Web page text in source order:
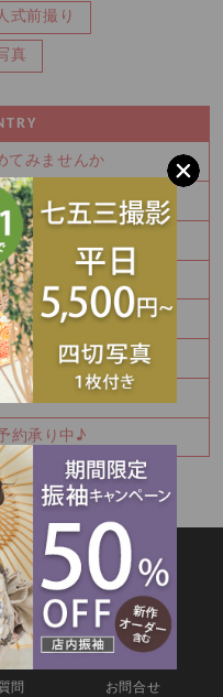
式前撮り
真
てみませんか
残りわずかです！！
受付中です！！
社紹介⛩️
受付中✨
約承り中♪
撮影メニュー
問
お問合せ